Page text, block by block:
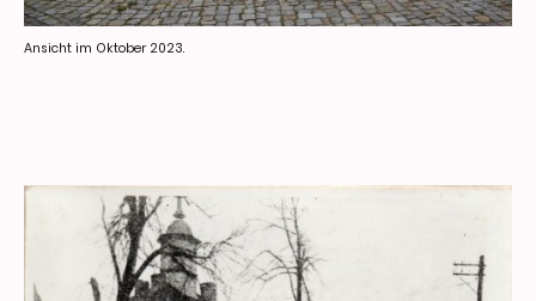
Ansicht im Oktober 2023.